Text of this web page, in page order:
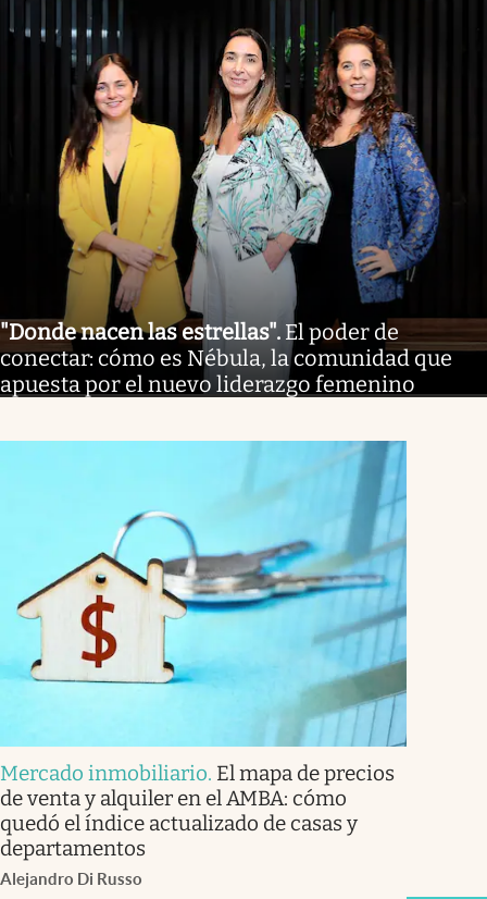
"Donde nacen las estrellas". El poder de
conectar: cómo es Nébula, la comunidad que
apuesta por el nuevo liderazgo femenino
Mercado inmobiliario. El mapa de precios
de venta y alquiler en el AMBA: cómo
quedó el índice actualizado de casas y
departamentos
Alejandro Di Russo